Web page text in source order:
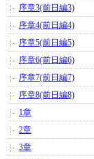
序章3(前日編3)
序章4(前日編4)
序章5(前日編5)
序章6(前日編6)
序章7(前日編7)
序章8(前日編8)
1章
2章
3章